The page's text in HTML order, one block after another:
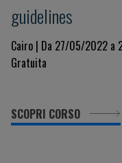
guidelines
Cairo | Da 27/05/2022
Gratuita
SCOPRI CORSO